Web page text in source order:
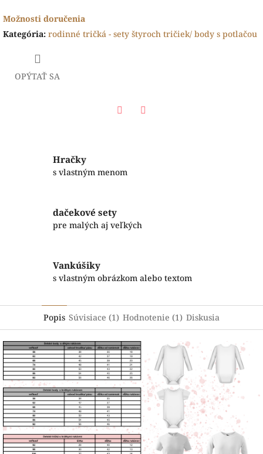
Možnosti doručenia
Kategória: rodinné tričká - sety štyroch tričiek/ body s potlačou
OPÝTAŤ SA
Hračky
s vlastným menom
dačekové sety
pre malých aj veľkých
Vankúšiky
s vlastným obrázkom alebo textom
Popis Súvisiace (1) Hodnotenie (1) Diskusia